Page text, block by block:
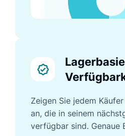
Zeigen Sie jedem
an, die in seinem
verfügbar sind. Genaue